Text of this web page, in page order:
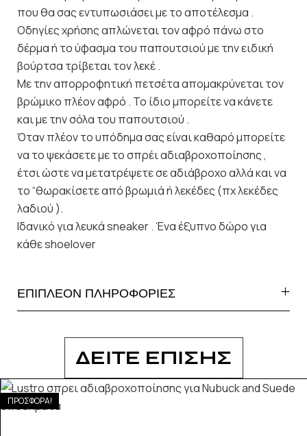
που θα σας εντυπωσιάσει με το αποτέλεσμα .
Οδηγίες χρήσης απλώνεται τον αφρό πάνω στο
δέρμα ή το ύφασμα του παπουτσιού με την ειδική
βούρτσα τρίβεται τον λεκέ .
Με την απορροφητική πετσέτα απομακρύνεται τον
βρώμικο πλέον αφρό . Το ίδιο μπορείτε να κάνετε
και με την σόλα του παπουτσιού .
Όταν πλέον το υπόδημα σας είναι καθαρό μπορείτε
να το ψεκάσετε με το σπρέι αδιαβροχοποίησης ,
έτσι ώστε να μετατρέψετε σε αδιάβροχο αλλά και να
το “θωρακίσετε από βρωμιά ή λεκέδες (πχ λεκέδες
λαδιού ).
Ιδανικό για λευκά sneaker . Ένα έξυπνο δώρο για
κάθε shoelover
ΕΠΙΠΛΕΟΝ ΠΛΗΡΟΦΟΡΙΕΣ
ΔΕΙΤΕ ΕΠΙΣΗΣ
ΠΡΟΣΦΟΡΑ!